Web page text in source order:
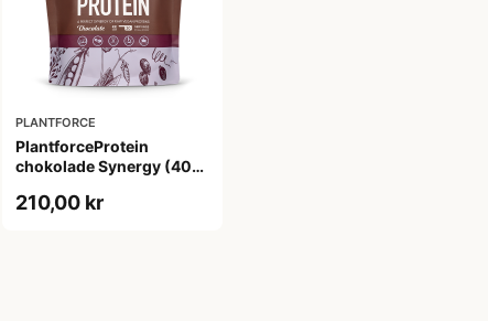
PLANTFORCE
PlantforceProtein
chokolade Synergy (400
210,00 kr